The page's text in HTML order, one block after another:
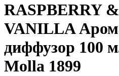
RASPBERRY
VANILLA
диффузор 100
Molla 1899